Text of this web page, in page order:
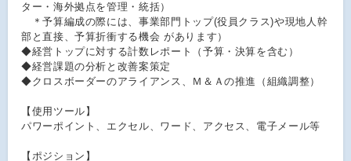
ター・海外拠点を管理・統括）
＊予算編成の際には、事業部門トップ(役員クラス)や現地人幹
部と直接、予算折衝する機会 があります）
◆経営トップに対する計数レポート（予算・決算を含む）
◆経営課題の分析と改善案策定
◆クロスボーダーのアライアンス、Ｍ＆Ａの推進（組織調整）
【使用ツール】
パワーポイント、エクセル、ワード、アクセス、電子メール等
【ポジション】